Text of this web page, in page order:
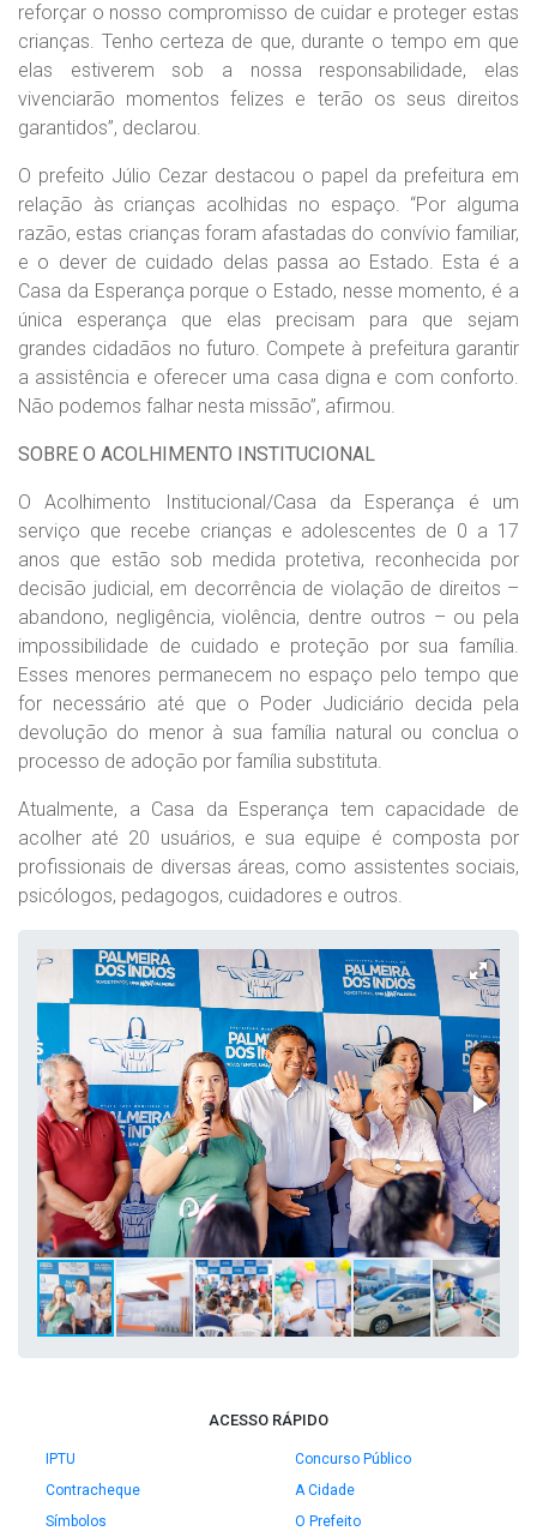
reforçar o nosso compromisso de cuidar e proteger estas
crianças. Tenho certeza de que, durante o tempo em que
elas estiverem sob a nossa responsabilidade, elas
vivenciarão momentos felizes e terão os seus direitos
garantidos”, declarou.
O prefeito Júlio Cezar destacou o papel da prefeitura em
relação às crianças acolhidas no espaço. “Por alguma
razão, estas crianças foram afastadas do convívio familiar,
e o dever de cuidado delas passa ao Estado. Esta é a
Casa da Esperança porque o Estado, nesse momento, é a
única esperança que elas precisam para que sejam
grandes cidadãos no futuro. Compete à prefeitura garantir
a assistência e oferecer uma casa digna e com conforto.
Não podemos falhar nesta missão”, afirmou.
SOBRE O ACOLHIMENTO INSTITUCIONAL
O Acolhimento Institucional/Casa da Esperança é um
serviço que recebe crianças e adolescentes de 0 a 17
anos que estão sob medida protetiva, reconhecida por
decisão judicial, em decorrência de violação de direitos –
abandono, negligência, violência, dentre outros – ou pela
impossibilidade de cuidado e proteção por sua família.
Esses menores permanecem no espaço pelo tempo que
for necessário até que o Poder Judiciário decida pela
devolução do menor à sua família natural ou conclua o
processo de adoção por família substituta.
Atualmente, a Casa da Esperança tem capacidade de
acolher até 20 usuários, e sua equipe é composta por
profissionais de diversas áreas, como assistentes sociais,
psicólogos, pedagogos, cuidadores e outros.
ACESSO RÁPIDO
IPTU
Concurso Público
Contracheque
A Cidade
Símbolos
O Prefeito